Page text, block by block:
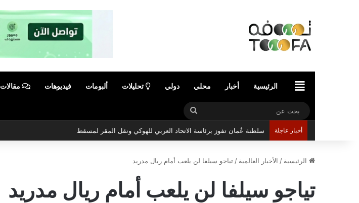
الرئيسيةالرئيسية أخبار محلي دولي تحليلات ألبومات فيديوهات مقالات
بحث
عن
أخبار عاجلة سلطنة عُمان تفوز برئاسة الاتحاد العربي للهوكي ونقل المقر لمسقط
الرئيسية / الأخبار العالمية /تياجو سيلفا لن يلعب أمام ريال مدريد
تياجو سيلفا لن يلعب أمام ريال مدريد